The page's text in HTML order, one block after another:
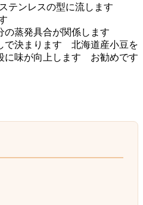
テンレスの型に流します
の蒸発具合が関係します
で決まります 北海道産小豆を
に味が向上します お勧めです